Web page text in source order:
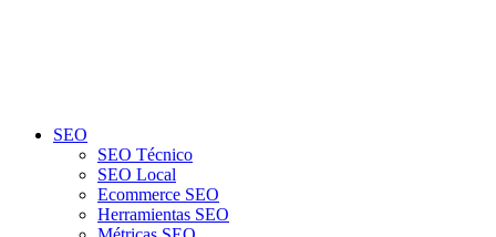
SEO
SEO Técnico
SEO Local
Ecommerce SEO
Herramientas SEO